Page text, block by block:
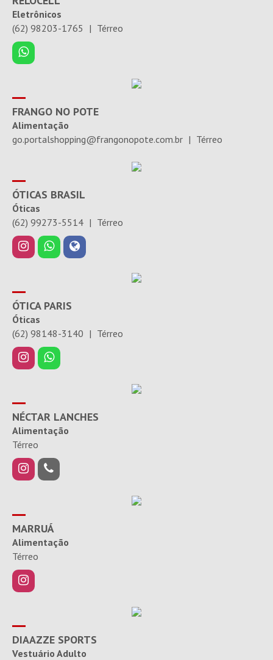
Eletrônicos
(62) 98203-1765 | Térreo
FRANGO NO POTE
Alimentação
go.portalshopping@frangonopote.com.br | Térreo
ÓTICAS BRASIL
Óticas
(62) 99273-5514 | Térreo
ÓTICA PARIS
Óticas
(62) 98148-3140 | Térreo
NÉCTAR LANCHES
Alimentação
Térreo
MARRUÁ
Alimentação
Térreo
DIAAZZE SPORTS
Vestuário Adulto